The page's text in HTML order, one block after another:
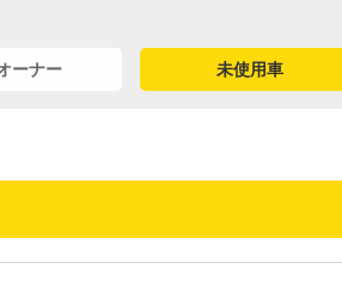
ーナー 未使用車